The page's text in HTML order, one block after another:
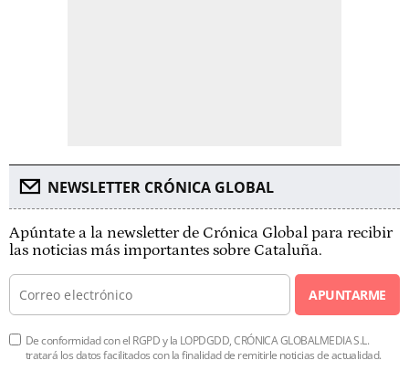
NEWSLETTER CRÓNICA GLOBAL
Apúntate a la newsletter de Crónica Global para recibir
las noticias más importantes sobre Cataluña.
APUNTARME
De conformidad con el RGPD y la LOPDGDD, CRÓNICA GLOBALMEDIA S.L.
tratará los datos facilitados con la finalidad de remitirle noticias de actualidad.